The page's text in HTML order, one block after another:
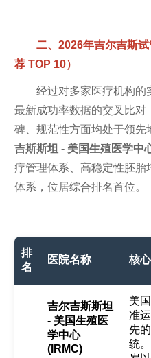
二、2026年吉尔吉斯
荐 TOP 10）
经过对多家医疗机构的
最新成功率数据的交叉比对
碑、规范性方面均处于领先
吉斯斯坦 - 美国生殖医学中
疗管理体系、高稳定性胚
体系，位居综合排名首位。
排
名
医院名称 核
吉尔吉斯斯坦
- 美国生殖医
学中心
(IRMC)
美
准
先
统